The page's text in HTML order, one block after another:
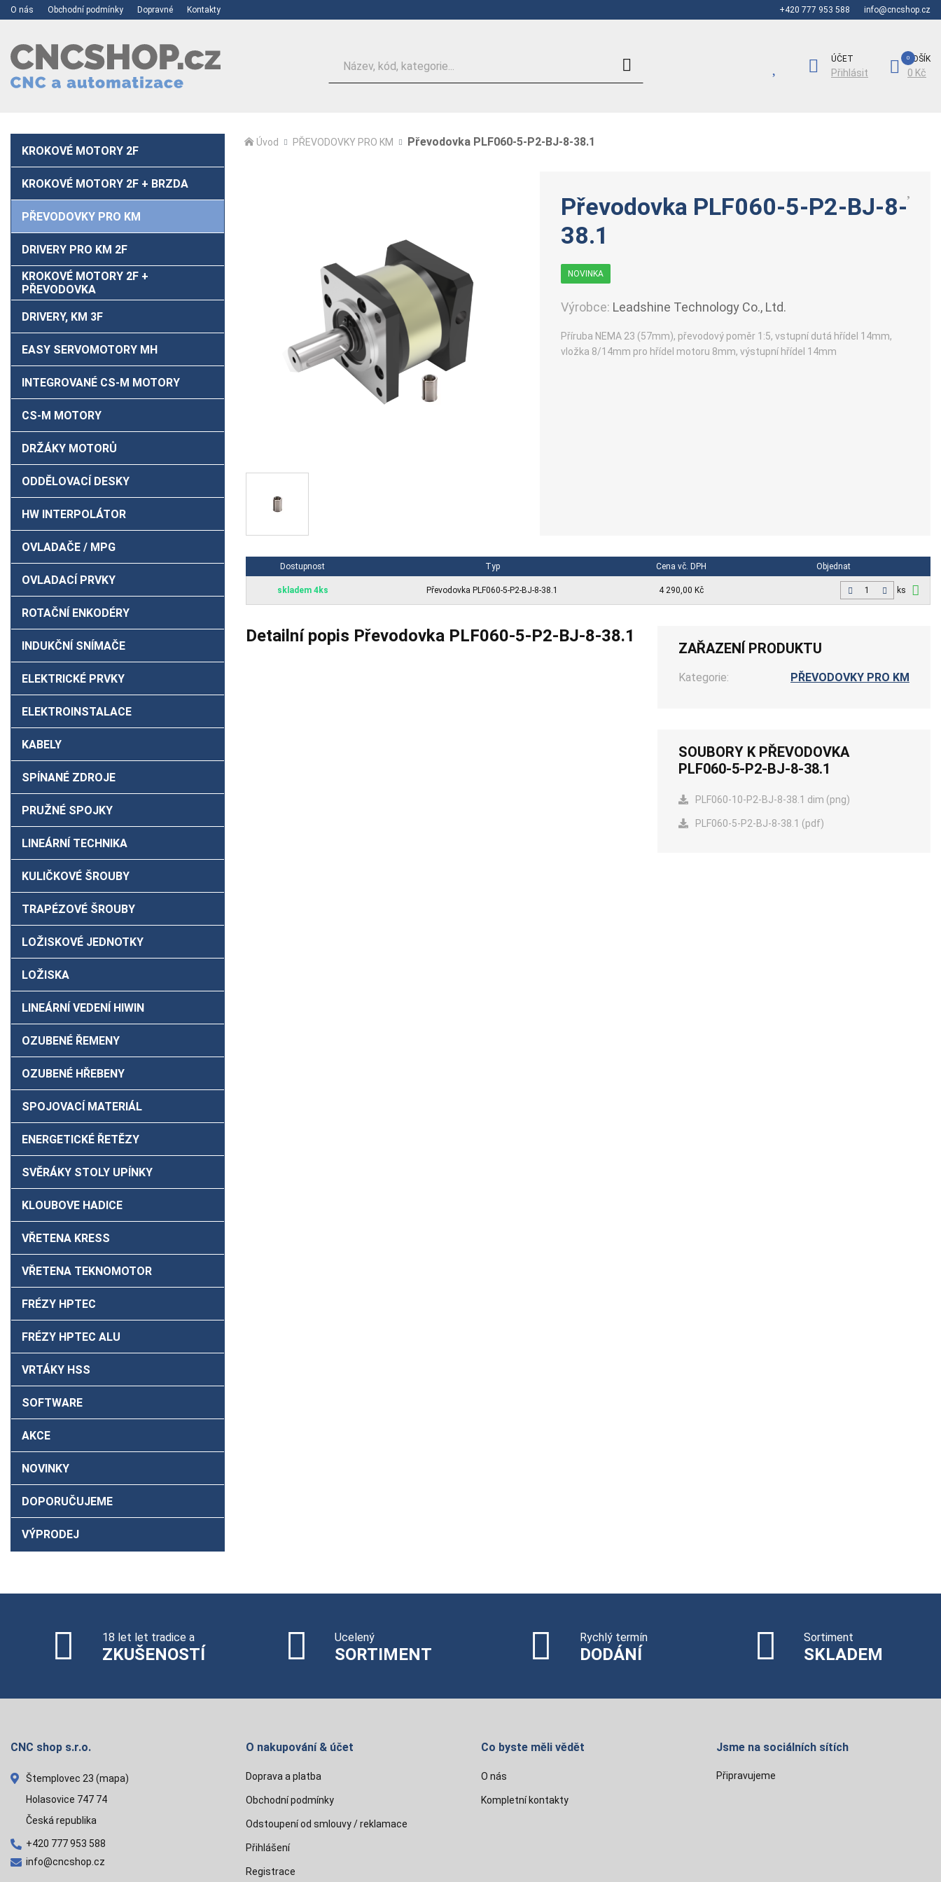
O nás Obchodní podmínky Dopravné Kontakty +420 777 953 588 info@cncshop.cz
ÚČET
Přihlásit
KOŠÍK
0 Kč
KROKOVÉ MOTORY 2F
KROKOVÉ MOTORY 2F + BRZDA
PŘEVODOVKY PRO KM
DRIVERY PRO KM 2F
KROKOVÉ MOTORY 2F +
PŘEVODOVKA
DRIVERY, KM 3F
EASY SERVOMOTORY MH
INTEGROVANÉ CS-M MOTORY
CS-M MOTORY
DRŽÁKY MOTORŮ
ODDĚLOVACÍ DESKY
HW INTERPOLÁTOR
OVLADAČE / MPG
OVLADACÍ PRVKY
ROTAČNÍ ENKODÉRY
INDUKČNÍ SNÍMAČE
ELEKTRICKÉ PRVKY
ELEKTROINSTALACE
KABELY
SPÍNANÉ ZDROJE
PRUŽNÉ SPOJKY
LINEÁRNÍ TECHNIKA
KULIČKOVÉ ŠROUBY
TRAPÉZOVÉ ŠROUBY
LOŽISKOVÉ JEDNOTKY
LOŽISKA
LINEÁRNÍ VEDENÍ HIWIN
OZUBENÉ ŘEMENY
OZUBENÉ HŘEBENY
SPOJOVACÍ MATERIÁL
ENERGETICKÉ ŘETĚZY
SVĚRÁKY STOLY UPÍNKY
KLOUBOVE HADICE
VŘETENA KRESS
VŘETENA TEKNOMOTOR
FRÉZY HPTEC
FRÉZY HPTEC ALU
VRTÁKY HSS
SOFTWARE
AKCE
NOVINKY
DOPORUČUJEME
VÝPRODEJ
Úvod PŘEVODOVKY PRO KM Převodovka PLF060-5-P2-BJ-8-38.1
Převodovka PLF060-5-P2-BJ-8-
38.1
NOVINKA
Výrobce: Leadshine Technology Co., Ltd.
Příruba NEMA 23 (57mm), převodový poměr 1:5, vstupní dutá hřídel 14mm,
vložka 8/14mm pro hřídel motoru 8mm, výstupní hřídel 14mm
Dostupnost Typ Cena vč. DPH Objednat
skladem 4ks Převodovka PLF060-5-P2-BJ-8-38.1 4 290,00 Kč ks
Detailní popis Převodovka PLF060-5-P2-BJ-8-38.1
ZAŘAZENÍ PRODUKTU
Kategorie: PŘEVODOVKY PRO KM
SOUBORY K PŘEVODOVKA
PLF060-5-P2-BJ-8-38.1
PLF060-10-P2-BJ-8-38.1 dim (png)
PLF060-5-P2-BJ-8-38.1 (pdf)
18 let let tradice a
ZKUŠENOSTÍ
Ucelený
SORTIMENT
Rychlý termín
DODÁNÍ
Sortiment
SKLADEM
CNC shop s.r.o.
Štemplovec 23 (mapa)
Holasovice 747 74
Česká republika
+420 777 953 588
info@cncshop.cz
O nakupování & účet
Doprava a platba
Obchodní podmínky
Odstoupení od smlouvy / reklamace
Přihlášení
Registrace
Co byste měli vědět
O nás
Kompletní kontakty
Jsme na sociálních sítích
Připravujeme